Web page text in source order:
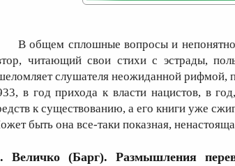
В общем сплошные вопросы и
читающий свои стихи с эстрады,
слушателя неожиданной рифмой,
в год прихода к власти нацистов, в
к существованию, а его книги уже
быть она все-таки показная,
Величко (Барг). Размышления